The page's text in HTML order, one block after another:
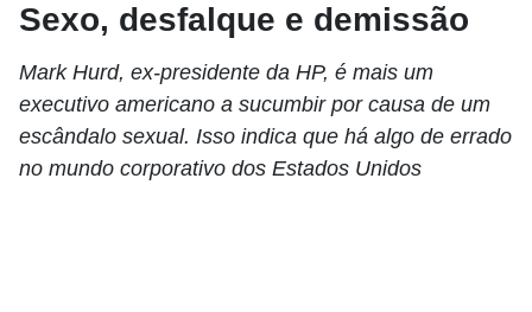
Sexo, desfalque e demissão
Mark Hurd, ex-presidente da HP, é mais um
executivo americano a sucumbir por causa de um
escândalo sexual. Isso indica que há algo de errado
no mundo corporativo dos Estados Unidos